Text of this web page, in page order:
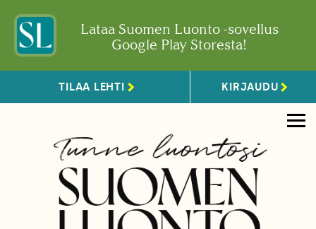
Lataa Suomen Luonto -sovellus
Google Play Storesta!
TILAA LEHTI KIRJAUDU